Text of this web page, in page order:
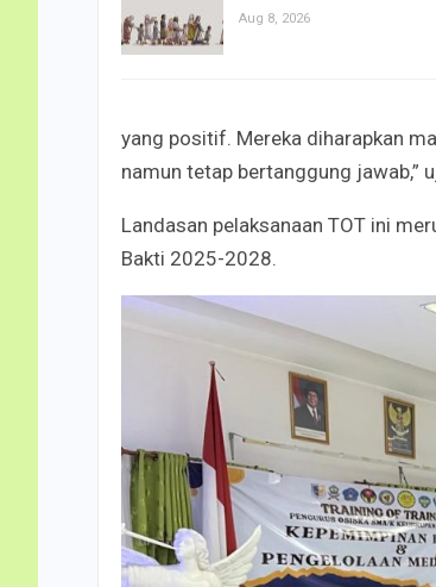
Aug 8, 2026
yang positif. Mereka diharapkan
namun tetap bertanggung jawab,”
Landasan pelaksanaan TOT ini
Bakti 2025-2028.